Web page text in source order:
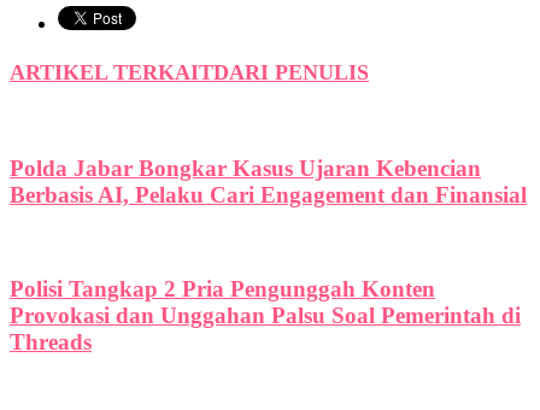
ARTIKEL TERKAITDARI PENULIS
Polda Jabar Bongkar Kasus Ujaran Kebencian
Berbasis AI, Pelaku Cari Engagement dan Finansial
Polisi Tangkap 2 Pria Pengunggah Konten
Provokasi dan Unggahan Palsu Soal Pemerintah di
Threads